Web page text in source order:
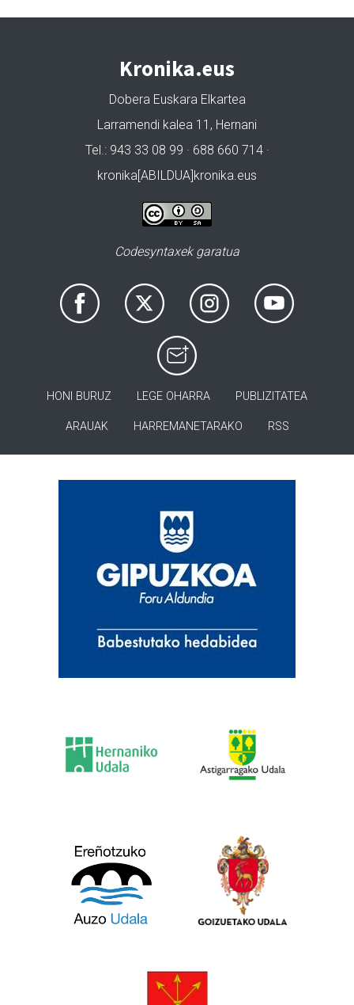
Kronika.eus
Dobera Euskara Elkartea
Larramendi kalea 11, Hernani
Tel.: 943 33 08 99 · 688 660 714 ·
kronika[ABILDUA]kronika.eus
Codesyntaxek garatua
HONI BURUZ LEGE OHARRA PUBLIZITATEA
ARAUAK HARREMANETARAKO RSS